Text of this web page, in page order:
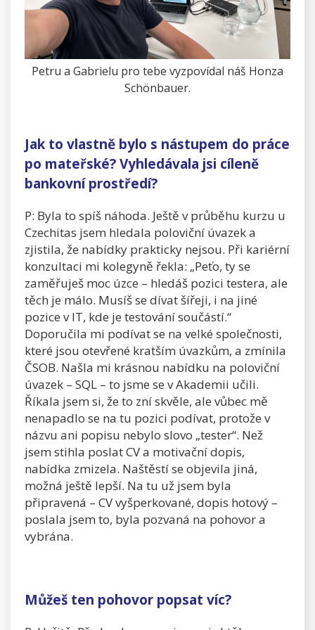
Petru a Gabrielu pro tebe vyzpovídal náš Honza
Schönbauer.
Jak to vlastně bylo s nástupem do práce
po mateřské? Vyhledávala jsi cíleně
bankovní prostředí?
P: Byla to spíš náhoda. Ještě v průběhu kurzu u
Czechitas jsem hledala poloviční úvazek a
zjistila, že nabídky prakticky nejsou. Při kariérní
konzultaci mi kolegyně řekla: „Peťo, ty se
zaměřuješ moc úzce – hledáš pozici testera, ale
těch je málo. Musíš se dívat šířeji, i na jiné
pozice v IT, kde je testování součástí.“
Doporučila mi podívat se na velké společnosti,
které jsou otevřené kratším úvazkům, a zmínila
ČSOB. Našla mi krásnou nabídku na poloviční
úvazek – SQL – to jsme se v Akademii učili.
Říkala jsem si, že to zní skvěle, ale vůbec mě
nenapadlo se na tu pozici podívat, protože v
názvu ani popisu nebylo slovo „tester“. Než
jsem stihla poslat CV a motivační dopis,
nabídka zmizela. Naštěstí se objevila jiná,
možná ještě lepší. Na tu už jsem byla
připravená – CV vyšperkované, dopis hotový –
poslala jsem to, byla pozvaná na pohovor a
vybrána.
Můžeš ten pohovor popsat víc?